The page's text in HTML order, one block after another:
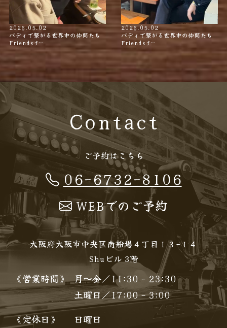
2026.05.02
バディで繋がる世界中の仲間たち
Friends f…
2026.05.02
バディで繋がる世界中の仲間たち
Friends f…
Contact
ご予約はこちら
06-6732-8106
WEBでのご予約
大阪府大阪市中央区南船場４丁目１３−１４
Shuビル 3階
《営業時間》
月〜金／11:30 - 23:30
土曜日／17:00 - 3:00
《定休日》
日曜日